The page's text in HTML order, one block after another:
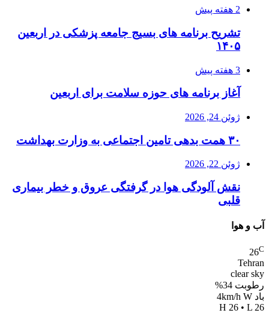
2 هفته پیش
تشریح برنامه های بسیج جامعه پزشکی در اربعین
۱۴۰۵
3 هفته پیش
آغاز برنامه های حوزه سلامت برای اربعین
ژوئن 24, 2026
۳۰ همت بدهی تامین اجتماعی به وزارت بهداشت
ژوئن 22, 2026
نقش آلودگی هوا در گرفتگی عروق و خطر بیماری
قلبی
آب و هوا
26C
Tehran
clear sky
رطوبت 34%
باد 4km/h W
H 26 • L 26